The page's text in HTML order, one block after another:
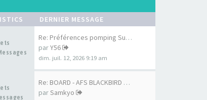
DERNIER MESSAGE
Re: Préférences pomping Surf …
parY56
dim. juil. 12, 2026 9:19 am
Re: BOARD - AFS BLACKBIRD 7'6…
parSamkyo